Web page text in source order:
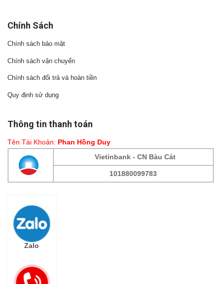
Chính Sách
Chính sách bảo mật
Chính sách vận chuyển
Chính sách đổi trả và hoàn tiền
Quy định sử dụng
Thông tin thanh toán
Tên Tài Khoản: Phan Hồng Duy
Vietinbank - CN Bàu Cát
101880099783
Fanpage
Zalo